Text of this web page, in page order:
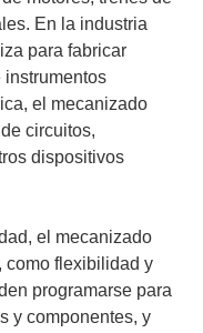
En la industria
para fabricar
el mecanizado
circuitos,
dispositivos
el mecanizado
como flexibilidad y
programarse para
y componentes, y